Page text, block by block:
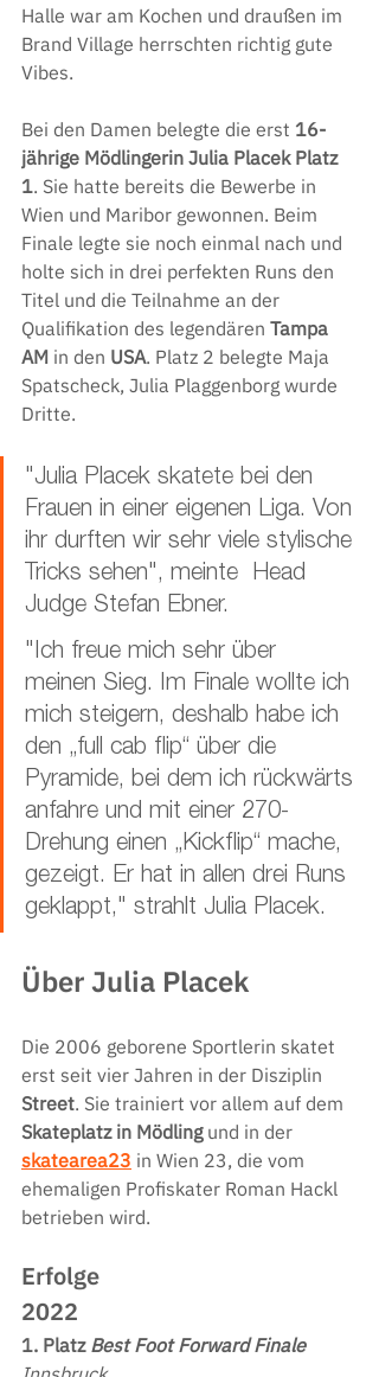
Halle war am Kochen und draußen im
Brand Village herrschten richtig gute
Vibes.
Bei den Damen belegte die erst 16-
jährige Mödlingerin Julia Placek Platz
1. Sie hatte bereits die Bewerbe in
Wien und Maribor gewonnen. Beim
Finale legte sie noch einmal nach und
holte sich in drei perfekten Runs den
Titel und die Teilnahme an der
Qualifikation des legendären Tampa
AM in den USA. Platz 2 belegte Maja
Spatscheck, Julia Plaggenborg wurde
Dritte.
"Julia Placek skatete bei den
Frauen in einer eigenen Liga. Von
ihr durften wir sehr viele stylische
Tricks sehen", meinte  Head
Judge Stefan Ebner.
"Ich freue mich sehr über
meinen Sieg. Im Finale wollte ich
mich steigern, deshalb habe ich
den „full cab flip“ über die
Pyramide, bei dem ich rückwärts
anfahre und mit einer 270-
Drehung einen „Kickflip“ mache,
gezeigt. Er hat in allen drei Runs
geklappt," strahlt Julia Placek.
Über Julia Placek
Die 2006 geborene Sportlerin skatet
erst seit vier Jahren in der Disziplin
Street. Sie trainiert vor allem auf dem
Skateplatz in Mödling und in der
skatearea23 in Wien 23, die vom
ehemaligen Profiskater Roman Hackl
betrieben wird.
Erfolge
2022
1. Platz Best Foot Forward Finale